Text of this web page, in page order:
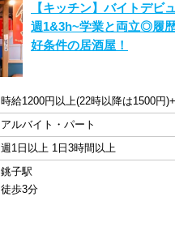
【キッチン】バイトデビ
週1&3h~学業と両立◎履
好条件の居酒屋！
アルバイト・パート
週1日以上 1日3時間以上
銚子駅
徒歩3分